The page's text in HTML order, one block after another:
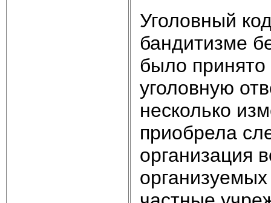
Уголовный
бандитизме
было принято
уголовную
несколько
приобрела
организация